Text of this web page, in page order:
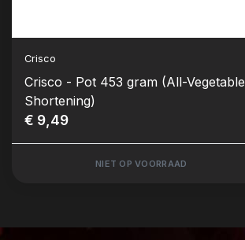
Crisco
Crisco - Pot 453 gram (All-Vegetable
Shortening)
€ 9,49
NIET OP VOORRAAD